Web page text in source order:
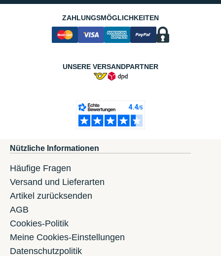
ZAHLUNGSMÖGLICHKEITEN
UNSERE VERSANDPARTNER
Nützliche Informationen
Häufige Fragen
Versand und Lieferarten
Artikel zurücksenden
AGB
Cookies-Politik
Meine Cookies-Einstellungen
Datenschutzpolitik